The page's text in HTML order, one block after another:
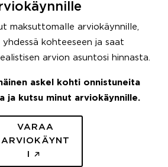
maksuttomalle arviokäynnille,
kohteeseen ja saat
arvion asuntosi hinnasta.
askel kohti onnistuneita
ja kutsu minut arviokäynnille.
VARAA
ARVIOKÄYNT